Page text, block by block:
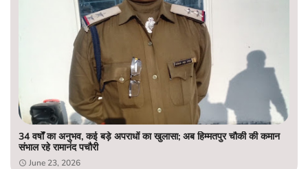
34 वर्षों का अनुभव, कई बड़े अपराधों का खुलासा; अब हिम्मतपुर चौकी की कमान
संभाल रहे रामानंद पचौरी
June 23, 2026